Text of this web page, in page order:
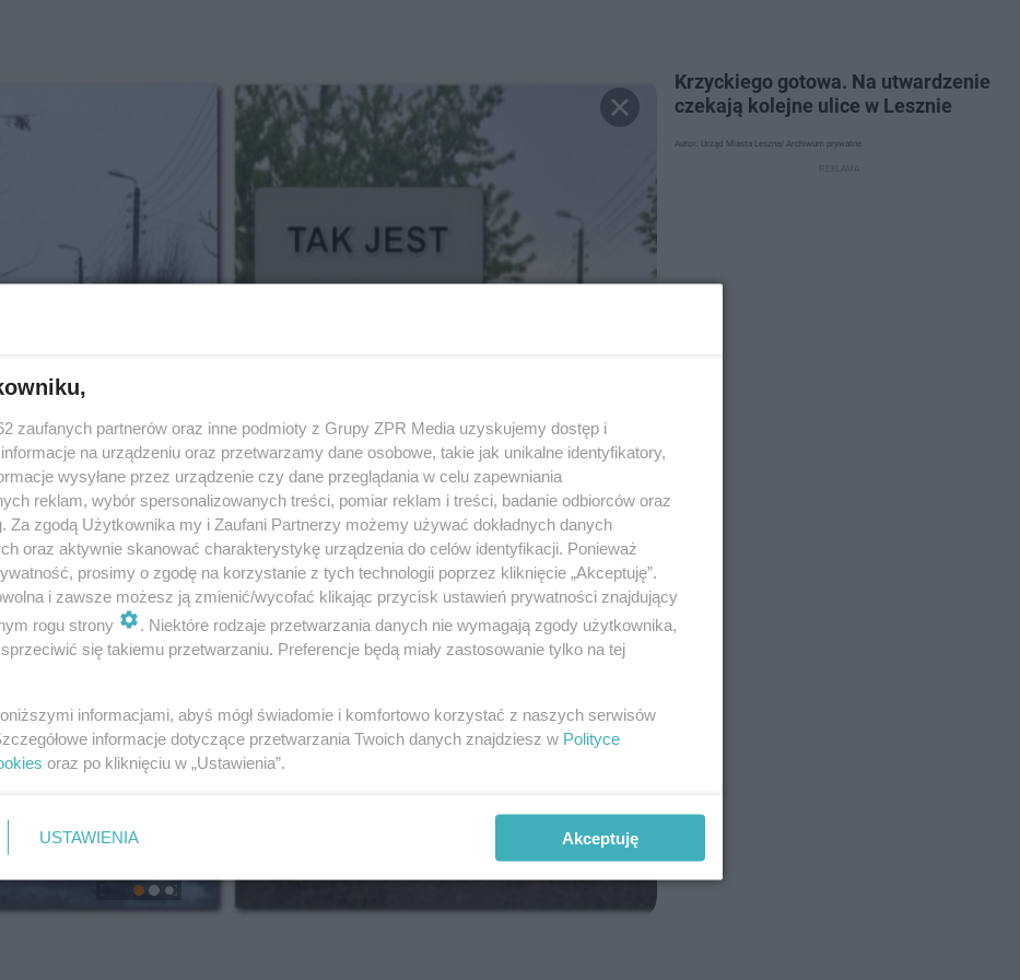
Krzyckiego gotowa. Na utwardzenie
czekają kolejne ulice w Lesznie
Autor: Urząd Miasta Leszna/ Archiwum prywatne
zaufanych partnerów oraz inne podmioty z Grupy ZPR Media uzyskujemy dostęp i
na urządzeniu oraz przetwarzamy dane osobowe, takie jak unikalne identyfikatory,
wysyłane przez urządzenie czy dane przeglądania w celu zapewniania
reklam, wybór spersonalizowanych treści, pomiar reklam i treści, badanie odbiorców oraz
Za zgodą Użytkownika my i Zaufani Partnerzy możemy używać dokładnych danych
oraz aktywnie skanować charakterystykę urządzenia do celów identyfikacji. Ponieważ
prosimy o zgodę na korzystanie z tych technologii poprzez kliknięcie „Akceptuję”.
i zawsze możesz ją zmienić/wycofać klikając przycisk ustawień prywatności znajdujący
rogu strony
. Niektóre rodzaje przetwarzania danych nie wymagają zgody użytkownika,
się takiemu przetwarzaniu. Preferencje będą miały zastosowanie tylko na tej
informacjami, abyś mógł świadomie i komfortowo korzystać z naszych serwisów
informacje dotyczące przetwarzania Twoich danych znajdziesz w Polityce
oraz po kliknięciu w „Ustawienia”.
USTAWIENIA Akceptuję